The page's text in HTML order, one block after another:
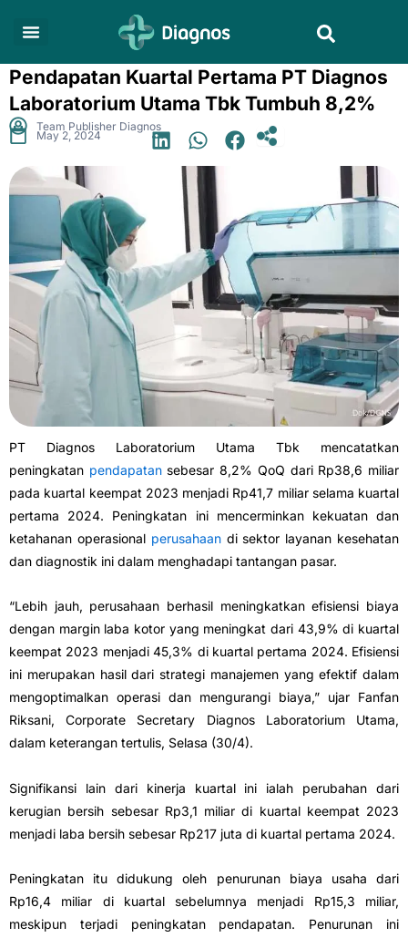
Pendapatan Kuartal Pertama PT Diagnos
Laboratorium Utama Tbk Tumbuh 8,2%
Team Publisher Diagnos
May 2, 2024 .
PT Diagnos Laboratorium Utama Tbk mencatatkan
peningkatan pendapatansebesar 8,2% QoQ dari Rp38,6 miliar
pada kuartal keempat 2023 menjadi Rp41,7 miliar selama kuartal
pertama 2024. Peningkatan ini mencerminkan kekuatan dan
ketahanan operasional perusahaandi sektor layanan kesehatan
dan diagnostik ini dalam menghadapi tantangan pasar.
“Lebih jauh, perusahaan berhasil meningkatkan efisiensi biaya
dengan margin laba kotor yang meningkat dari 43,9% di kuartal
keempat 2023 menjadi 45,3% di kuartal pertama 2024. Efisiensi
ini merupakan hasil dari strategi manajemen yang efektif dalam
mengoptimalkan operasi dan mengurangi biaya,” ujar Fanfan
Riksani, Corporate Secretary Diagnos Laboratorium Utama,
dalam keterangan tertulis, Selasa (30/4).
Signifikansi lain dari kinerja kuartal ini ialah perubahan dari
kerugian bersih sebesar Rp3,1 miliar di kuartal keempat 2023
menjadi laba bersih sebesar Rp217 juta di kuartal pertama 2024.
Peningkatan itu didukung oleh penurunan biaya usaha dari
Rp16,4 miliar di kuartal sebelumnya menjadi Rp15,3 miliar,
meskipun terjadi peningkatan pendapatan. Penurunan ini